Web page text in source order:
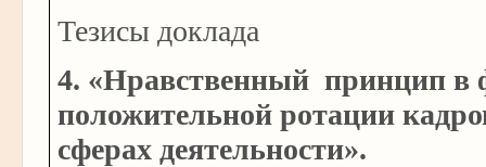
Тезисы доклада
4. «Нравственный принцип в
положительной ротации
сферах деятельности».